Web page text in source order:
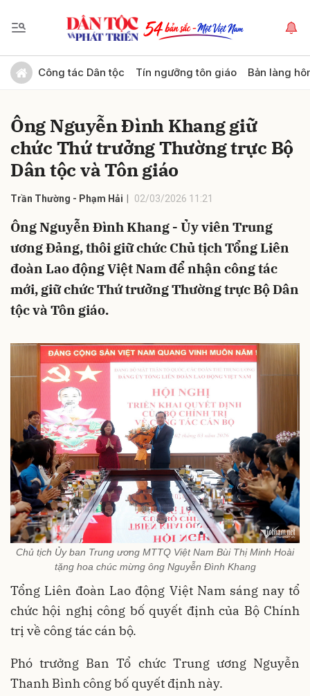
Công tác Dân tộc Tín ngưỡng tôn giáo Bản làng
Ông Nguyễn Đình Khang giữ
chức Thứ trưởng Thường trực Bộ
Dân tộc và Tôn giáo
Trần Thường - Phạm Hải 02/03/2026 11:21
Ông Nguyễn Đình Khang - Ủy viên Trung
ương Đảng, thôi giữ chức Chủ tịch Tổng Liên
đoàn Lao động Việt Nam để nhận công tác
mới, giữ chức Thứ trưởng Thường trực Bộ Dân
tộc và Tôn giáo.
Chủ tịch Ủy ban Trung ương MTTQ Việt Nam Bùi Thị Minh Hoài
tặng hoa chúc mừng ông Nguyễn Đình Khang
Tổng Liên đoàn Lao động Việt Nam sáng nay tổ
chức hội nghị công bố quyết định của Bộ Chính
trị về công tác cán bộ.
Phó trưởng Ban Tổ chức Trung ương Nguyễn
Thanh Bình công bố quyết định này.
Gửi bình luận